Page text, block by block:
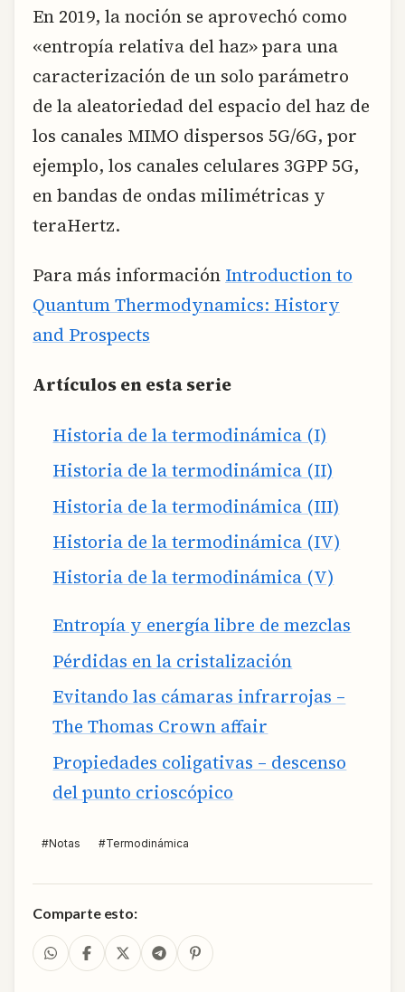
En 2019, la noción se aprovechó como
«entropía relativa del haz» para una
caracterización de un solo parámetro
de la aleatoriedad del espacio del haz de
los canales MIMO dispersos 5G/6G, por
ejemplo, los canales celulares 3GPP 5G,
en bandas de ondas milimétricas y
teraHertz.
Para más información Introduction to
Quantum Thermodynamics: History
and Prospects
Artículos en esta serie
Historia de la termodinámica (I)
Historia de la termodinámica (II)
Historia de la termodinámica (III)
Historia de la termodinámica (IV)
Historia de la termodinámica (V)
Entropía y energía libre de mezclas
Pérdidas en la cristalización
Evitando las cámaras infrarrojas –
The Thomas Crown affair
Propiedades coligativas – descenso
del punto crioscópico
#Notas #Termodinámica
Comparte esto: